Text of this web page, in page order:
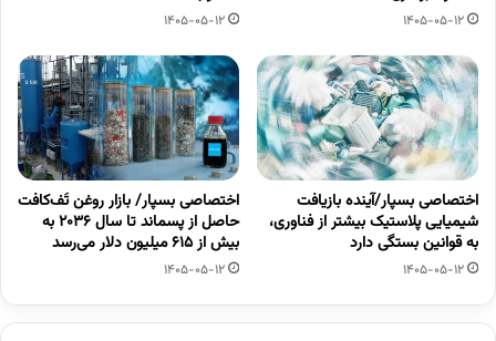
1405-05-12
1405-05-12
اختصاصی بسپار/آینده بازیافت
شیمیایی پلاستیک بیشتر از فناوری،
به قوانین بستگی دارد
1405-05-12
اختصاصی بسپار/ بازار روغن تَف‌کافت
حاصل از پسماند تا سال ۲۰۳۶ به
بیش از ۶۱۵ میلیون دلار می‌رسد
1405-05-12